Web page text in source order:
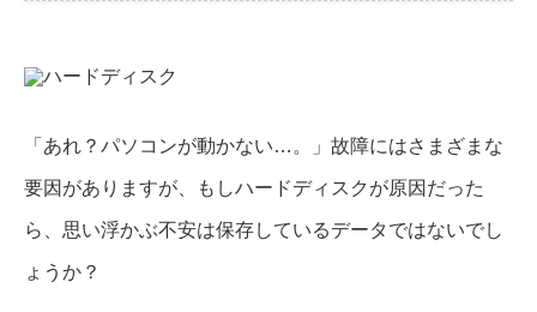
「あれ？パソコンが動かない…。」故障にはさまざまな
要因がありますが、もしハードディスクが原因だった
ら、思い浮かぶ不安は保存しているデータではないでし
ょうか？